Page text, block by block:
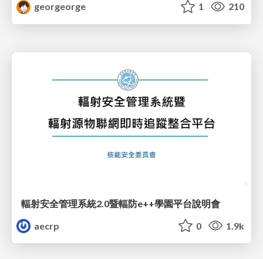
georgeorge
1 210
輻射安全管理系統2.0暨輻防e++學園平台說明會
aecrp
0 1.9k